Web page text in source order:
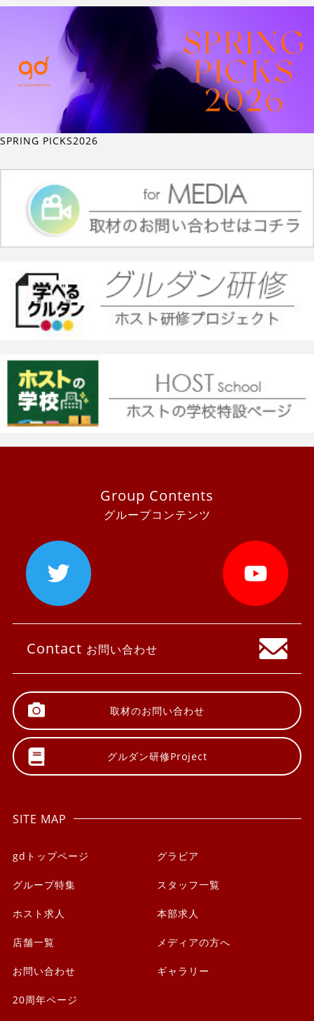
SPRING PICKS2026
Group Contents
グループコンテンツ
Contact お問い合わせ
取材のお問い合わせ
グルダン研修Project
SITE MAP
gdトップページ グラビア
グループ特集 スタッフ一覧
ホスト求人 本部求人
店舗一覧 メディアの方へ
お問い合わせ ギャラリー
20周年ページ